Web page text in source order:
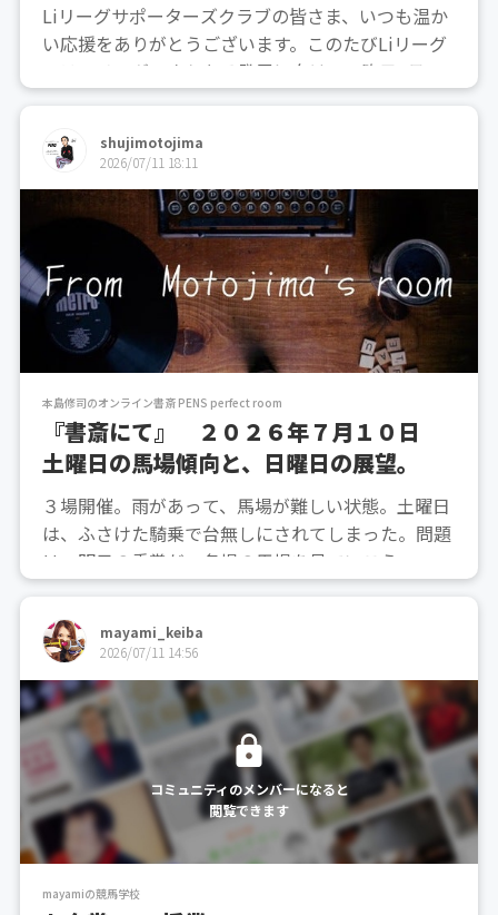
Liリーグサポーターズクラブの皆さま、いつも温か
い応援をありがとうございます。このたびLiリーグ
では、リーグのさらなる発展に向けて、昨日7月10
日より、ついにクラウドファンディングがスタート
ぐ交流イベントの開催」です。囲碁をあまり知らな
shujimotojima
2026/07/11 18:11
本島修司のオンライン書斎 PENS perfect room
『書斎にて』 ２０２６年７月１０日
土曜日の馬場傾向と、日曜日の展望。
３場開催。雨があって、馬場が難しい状態。土曜日
は、ふさけた騎乗で台無しにされてしまった。問題
は、明日の重賞だ。各場の馬場を見ていこう。ーー
ー福島。土曜日の、９Rと１１Rを参考にする。良馬
場の発表だが、荒れてきて、やや外差し馬場。２６
００ｍの９Ｒも、早め先頭の馬が、外を通って押し
mayami_keiba
2026/07/11 14:56
コミュニティのメンバーになると
閲覧できます
mayamiの競馬学校